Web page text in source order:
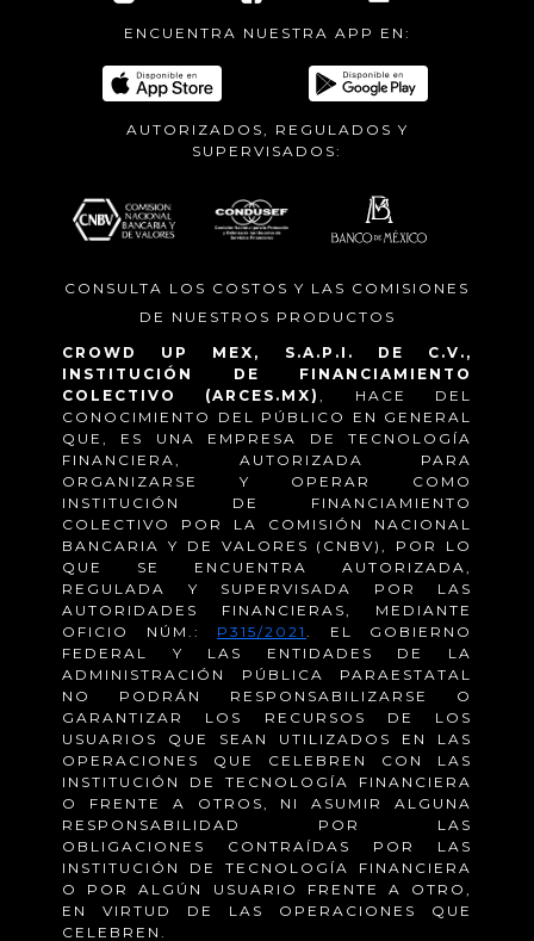
ENCUENTRA NUESTRA APP EN:
AUTORIZADOS, REGULADOS Y
SUPERVISADOS:
CONSULTA LOS COSTOS Y LAS COMISIONES
DE NUESTROS PRODUCTOS
CROWD UP MEX, S.A.P.I. DE C.V.,
INSTITUCIÓN DE FINANCIAMIENTO
COLECTIVO (ARCES.MX), HACE DEL
CONOCIMIENTO DEL PÚBLICO EN GENERAL
QUE, ES UNA EMPRESA DE TECNOLOGÍA
FINANCIERA, AUTORIZADA PARA
ORGANIZARSE Y OPERAR COMO
INSTITUCIÓN DE FINANCIAMIENTO
COLECTIVO POR LA COMISIÓN NACIONAL
BANCARIA Y DE VALORES (CNBV), POR LO
QUE SE ENCUENTRA AUTORIZADA,
REGULADA Y SUPERVISADA POR LAS
AUTORIDADES FINANCIERAS, MEDIANTE
OFICIO NÚM.: P315/2021 . EL GOBIERNO
FEDERAL Y LAS ENTIDADES DE LA
ADMINISTRACIÓN PÚBLICA PARAESTATAL
NO PODRÁN RESPONSABILIZARSE O
GARANTIZAR LOS RECURSOS DE LOS
USUARIOS QUE SEAN UTILIZADOS EN LAS
OPERACIONES QUE CELEBREN CON LAS
INSTITUCIÓN DE TECNOLOGÍA FINANCIERA
O FRENTE A OTROS, NI ASUMIR ALGUNA
RESPONSABILIDAD POR LAS
OBLIGACIONES CONTRAÍDAS POR LAS
INSTITUCIÓN DE TECNOLOGÍA FINANCIERA
O POR ALGÚN USUARIO FRENTE A OTRO,
EN VIRTUD DE LAS OPERACIONES QUE
CELEBREN.